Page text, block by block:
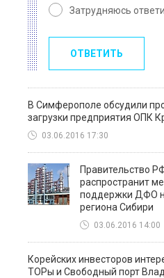
Затрудняюсь
ОТВЕТИТЬ
В Симферополе обсудили
загрузки предприятия ОПК
03.06.2016 17:30
Правительство
распространит
поддержки ДФО
региона Сибири
03.06.2016 14:00
Корейских инвесторов
ТОРы и Свободный порт